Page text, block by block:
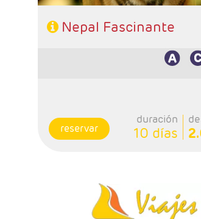
Nepal Fascinante
reservar
duración
10 días